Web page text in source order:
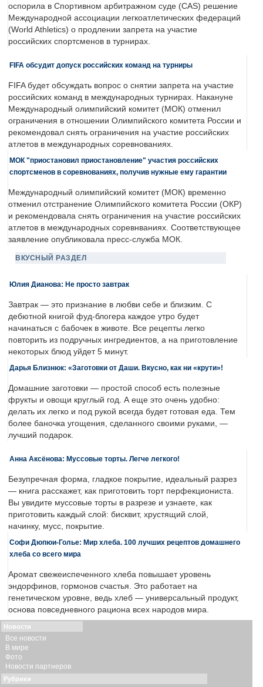
оспорила в Спортивном арбитражном суде (CAS) решение
Международной ассоциации легкоатлетических федераций
(World Athletics) о продлении запрета на участие
российских спортсменов в турнирах.
FIFA обсудит допуск российских команд на турниры
FIFA будет обсуждать вопрос о снятии запрета на участие
российских команд в международных турнирах. Накануне
Международный олимпийский комитет (МОК) отменил
ограничения в отношении Олимпийского комитета России и
рекомендовал снять ограничения на участие российских
атлетов в международных соревнованиях.
МОК "приостановил приостановление" участия российских
спортсменов в соревнованиях, получив нужные ему гарантии
Международный олимпийский комитет (МОК) временно
отменил отстранение Олимпийского комитета России (ОКР)
и рекомендовала снять ограничения на участие российских
атлетов в международных соревнваниях. Соответствующее
заявление опубликовала пресс-служба МОК.
ВКУСНЫЙ РАЗДЕЛ
Юлия Дианова: Не просто завтрак
Завтрак — это признание в любви себе и близким. С
дебютной книгой фуд-блогера каждое утро будет
начинаться с бабочек в животе. Все рецепты легко
повторить из подручных ингредиентов, а на приготовление
некоторых блюд уйдет 5 минут.
Дарья Близнюк: «Заготовки от Даши. Вкусно, как ни «крути»!
Домашние заготовки — простой способ есть полезные
фрукты и овощи круглый год. А еще это очень удобно:
делать их легко и под рукой всегда будет готовая еда. Тем
более баночка угощения, сделанного своими руками, —
лучший подарок.
Анна Аксёнова: Муссовые торты. Легче легкого!
Безупречная форма, гладкое покрытие, идеальный разрез
— книга расскажет, как приготовить торт перфекциониста.
Вы увидите муссовые торты в разрезе и узнаете, как
приготовить каждый слой: бисквит, хрустящий слой,
начинку, мусс, покрытие.
Софи Дюпюи-Голье: Мир хлеба. 100 лучших рецептов домашнего
хлеба со всего мира
Аромат свежеиспеченного хлеба повышает уровень
эндорфинов, гормонов счастья. Это работает на
генетическом уровне, ведь хлеб — универсальный продукт,
основа повседневного рациона всех народов мира.
Новости
Все новости
В мире
Фото
Новости партнеров
Рубрики